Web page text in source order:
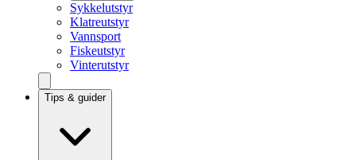
Sykkelutstyr
Klatreutstyr
Vannsport
Fiskeutstyr
Vinterutstyr
Tips & guider